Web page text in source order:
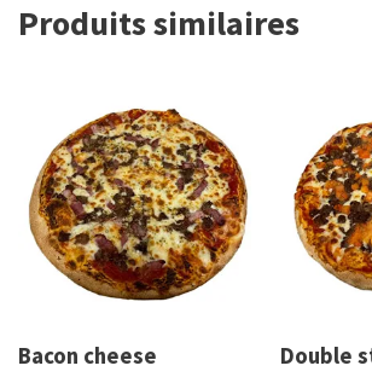
Produits similaires
Bacon cheese Double